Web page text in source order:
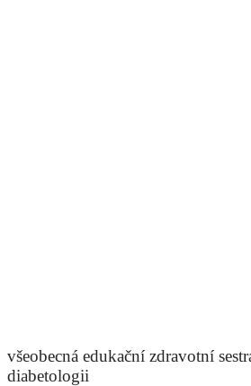
všeobecná edukační zdravotní
diabetologii